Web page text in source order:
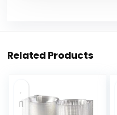
Related Products